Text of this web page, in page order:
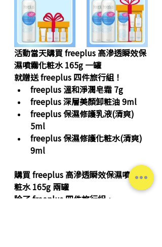
活動當天購買 freeplus 高滲透瞬效保
濕噴霧化粧水 165g 一罐
就贈送 freeplus 四件旅行組！
freeplus 溫和淨潤皂霜 7g
freeplus 深層美顏卸粧油 9ml
freeplus 保濕修護乳液(清爽)
5ml
freeplus 保濕修護化粧水(清爽)
9ml
購買 freeplus 高滲透瞬效保濕噴霧化
粧水 165g 兩罐
除了 freeplus 四件旅行組，